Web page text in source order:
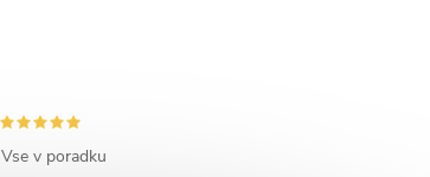
Vse v poradku